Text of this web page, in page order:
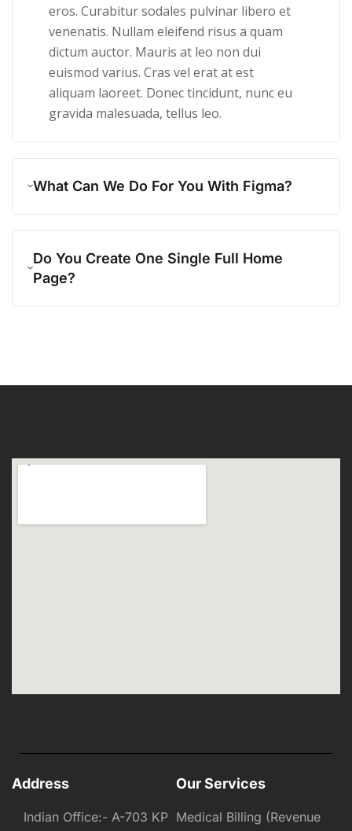
eros. Curabitur sodales pulvinar libero et
venenatis. Nullam eleifend risus a quam
dictum auctor. Mauris at leo non dui
euismod varius. Cras vel erat at est
aliquam laoreet. Donec tincidunt, nunc eu
gravida malesuada, tellus leo.
What Can We Do For You With Figma?
Do You Create One Single Full Home
Page?
Address
Indian Office:- A-703 KP
Our Services
Medical Billing (Revenue